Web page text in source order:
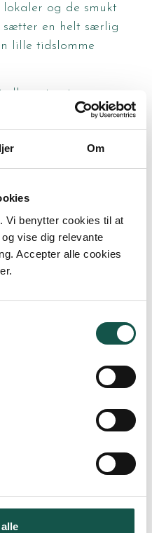
Om
Vi benytter cookies til at
vise dig relevante
Accepter alle cookies
lokaler og de smukt
sætter en helt særlig
lille tidslomme
at netop
også den lækre
de år efter år
hos os.
for jer at være
adresse, og alle
i fade, skåle og
vi gerne det hele
emballage mm.
ud af huset